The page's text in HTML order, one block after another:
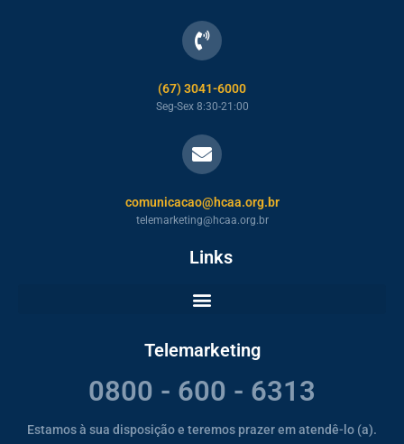
(67) 3041-6000
Seg-Sex 8:30-21:00
comunicacao@hcaa.org.br
telemarketing@hcaa.org.br
Links
Telemarketing
0800 - 600 - 6313
Estamos à sua disposição e teremos prazer em atendê-lo (a).